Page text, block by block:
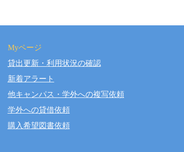
Myページ
貸出更新・利用状況の確認
新着アラート
他キャンパス・学外への複写依頼
学外への貸借依頼
購入希望図書依頼